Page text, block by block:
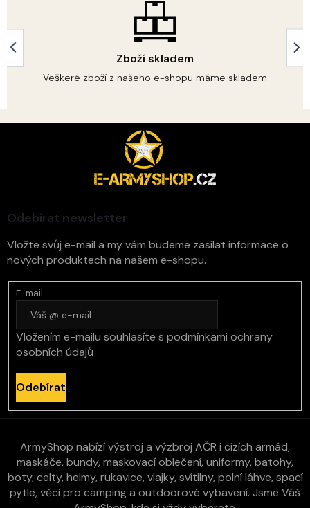
p
r
v
y
v
s
u
Zboží skladem
Veškeré zboží z našeho e-shopu máme skladem
Odebírat newsletter
Vložte svůj e-mail a my vám budeme zasílat informace o
nových produktech na našem e-shopu.
E-mail
Vložením e-mailu souhlasíte s podmínkami ochrany
osobních údajů
Odebírat
ArmyShop nabízí výstroj a výzbroj AČR i cizích armád,
maskáče, bundy, maskovací oblečení, uniformy, batohy,
boty, celty, helmy, rukavice, vlajky, svítilny, polní láhve, spací
pytle, věci pro camping a outdoorové vybavení. Jsme Váš